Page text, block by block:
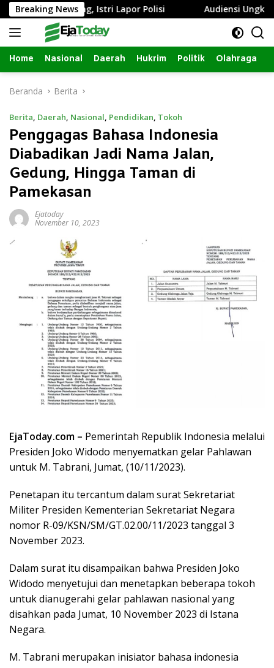
Langsung
ke
konten
Breaking News
Sumbang, Istri Lapor Polisi Audiensi Ungkap Izin
Home Nasional Daerah Hukrim Politik Olahraga
Beranda Berita
Berita, Daerah, Nasional, Pendidikan, Tokoh
Penggagas Bahasa Indonesia
Diabadikan Jadi Nama Jalan,
Gedung, Hingga Taman di
Pamekasan
Ejatoday
November 10, 2023
EjaToday.com – Pemerintah Republik Indonesia melalui
Presiden Joko Widodo menyematkan gelar Pahlawan
untuk M. Tabrani, Jumat, (10/11/2023).
Penetapan itu tercantum dalam surat Sekretariat
Militer Presiden Kementerian Sekretariat Negara
nomor R-09/KSN/SM/GT.02.00/11/2023 tanggal 3
November 2023.
Dalam surat itu disampaikan bahwa Presiden Joko
Widodo menyetujui dan menetapkan beberapa tokoh
untuk dianugerahi gelar pahlawan nasional yang
disahkan pada Jumat, 10 November 2023 di Istana
Negara.
M. Tabrani merupakan inisiator bahasa indonesia